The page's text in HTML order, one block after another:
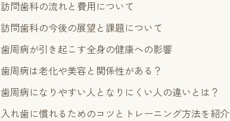
訪問歯科の流れと費用について
訪問歯科の今後の展望と課題について
歯周病が引き起こす全身の健康への影響
歯周病は老化や美容と関係性がある？
歯周病になりやすい人となりにくい人の違いとは？
入れ歯に慣れるためのコツとトレーニング方法を紹介